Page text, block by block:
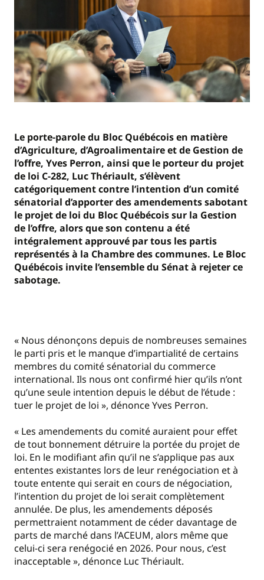
Le porte-parole du Bloc Québécois en matière
d’Agriculture, d’Agroalimentaire et de Gestion de
l’offre, Yves Perron, ainsi que le porteur du projet
de loi C-282, Luc Thériault, s’élèvent
catégoriquement contre l’intention d’un comité
sénatorial d’apporter des amendements sabotant
le projet de loi du Bloc Québécois sur la Gestion
de l’offre, alors que son contenu a été
intégralement approuvé par tous les partis
représentés à la Chambre des communes. Le Bloc
Québécois invite l’ensemble du Sénat à rejeter ce
sabotage.
« Nous dénonçons depuis de nombreuses semaines
le parti pris et le manque d’impartialité de certains
membres du comité sénatorial du commerce
international. Ils nous ont confirmé hier qu’ils n’ont
qu’une seule intention depuis le début de l’étude :
tuer le projet de loi », dénonce Yves Perron.
« Les amendements du comité auraient pour effet
de tout bonnement détruire la portée du projet de
loi. En le modifiant afin qu’il ne s’applique pas aux
ententes existantes lors de leur renégociation et à
toute entente qui serait en cours de négociation,
l’intention du projet de loi serait complètement
annulée. De plus, les amendements déposés
permettraient notamment de céder davantage de
parts de marché dans l’ACEUM, alors même que
celui-ci sera renégocié en 2026. Pour nous, c’est
inacceptable », dénonce Luc Thériault.